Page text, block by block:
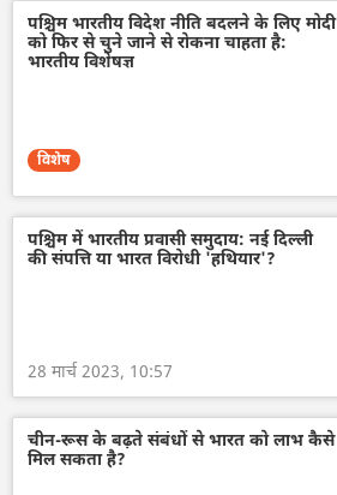
पश्चिम भारतीय विदेश नीति बदलने के लिए मोदी
को फिर से चुने जाने से रोकना चाहता है:
भारतीय विशेषज्ञ
विशेष
पश्चिम में भारतीय प्रवासी समुदाय: नई दिल्ली
की संपत्ति या भारत विरोधी 'हथियार'?
28 मार्च 2023, 10:57
चीन-रूस के बढ़ते संबंधों से भारत को लाभ कैसे
मिल सकता है?